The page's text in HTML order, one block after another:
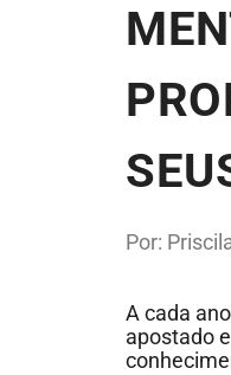
Por:
A cada
apostado